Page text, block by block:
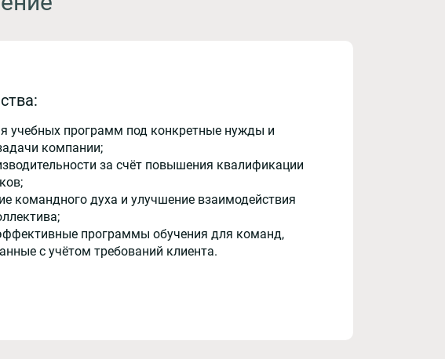
учебных программ под конкретные нужды и
компании;
за счёт повышения квалификации
командного духа и улучшение взаимодействия
программы обучения для команд,
с учётом требований клиента.